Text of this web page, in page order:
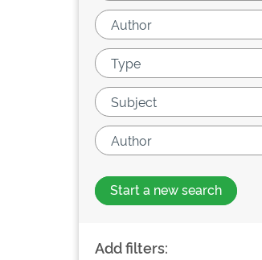
Start a new search
Add filters: